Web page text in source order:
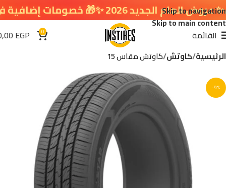
Skip to navigation
Skip to main content
القائمة 0
EGP
الرئيسية كاوتش كاوتش مقاس 15
-9%
2026 ✨🎁 خصومات إضافية في سلة التسوق 🔥